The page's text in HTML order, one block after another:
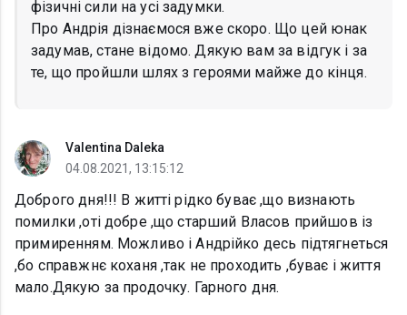
фізичні сили на усі задумки.
Про Андрія дізнаємося вже скоро. Що цей юнак
задумав, стане відомо. Дякую вам за відгук і за
те, що пройшли шлях з героями майже до кінця.
Valentina Daleka
04.08.2021, 13:15:12
Доброго дня!!! В житті рідко буває ,що визнають
помилки ,оті добре ,що старший Власов прийшов із
примиренням. Можливо і Андрійко десь підтягнеться
,бо справжнє коханя ,так не проходить ,буває і життя
мало.Дякую за продочку. Гарного дня.